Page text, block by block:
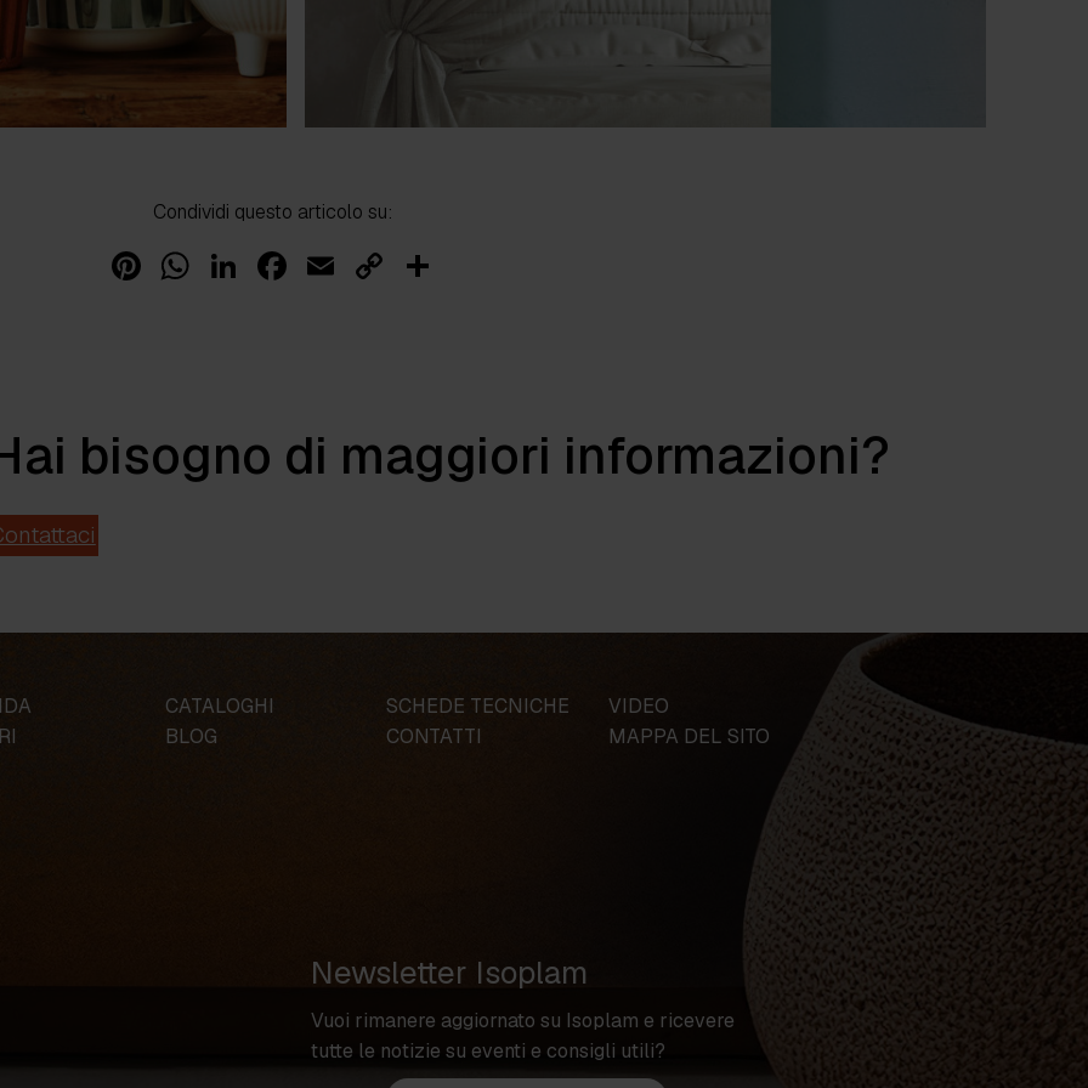
Condividi questo articolo su:
Pinterest
WhatsApp
LinkedIn
Facebook
EmailCopy
bisogno di maggiori informazioni?
CATALOGHI SCHEDE TECNICHE
VIDEO
BLOG CONTATTI MAPPA DEL SITO
Newsletter Isoplam
Vuoi rimanere aggiornato su Isoplam e ricevere
tutte le notizie su eventi e consigli utili?